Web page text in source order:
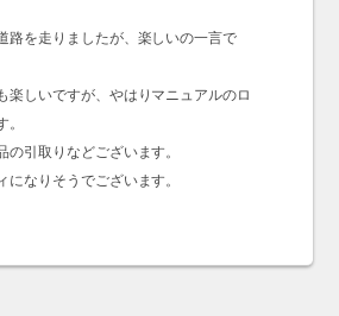
路を走りましたが、楽しいの一言で
楽しいですが、やはりマニュアルのロ
の引取りなどございます。
になりそうでございます。